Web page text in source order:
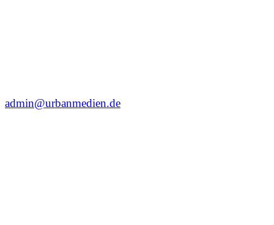
admin@urbanmedien.de